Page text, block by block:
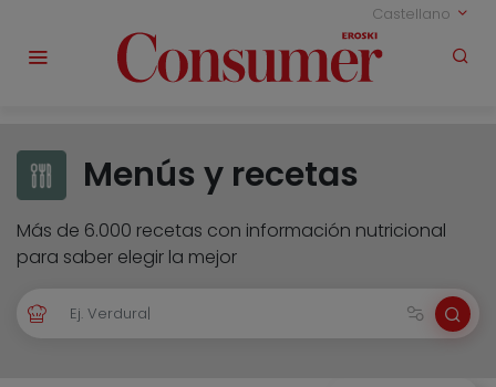
Castellano
Menús y recetas
Más de 6.000 recetas con información nutricional
para saber elegir la mejor